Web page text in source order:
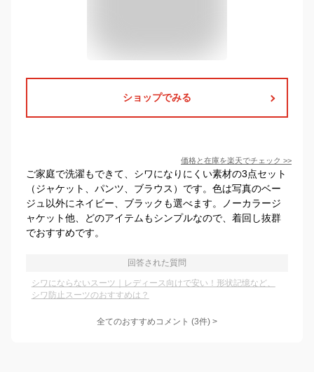
ショップでみる
価格と在庫を楽天でチェック >>
ご家庭で洗濯もできて、シワになりにくい素材の3点セット
（ジャケット、パンツ、ブラウス）です。色は写真のベー
ジュ以外にネイビー、ブラックも選べます。ノーカラージ
ャケット他、どのアイテムもシンプルなので、着回し抜群
でおすすめです。
回答された質問
シワにならないスーツ｜レディース向けで安い！形状記憶など、
シワ防止スーツのおすすめは？
全てのおすすめコメント (3件) >